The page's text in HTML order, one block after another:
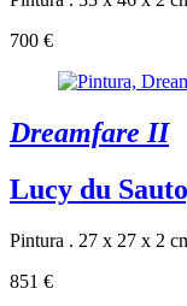
700 €
Dreamfare II
Lucy du
Pintura . 27 x 27 x 2
851 €